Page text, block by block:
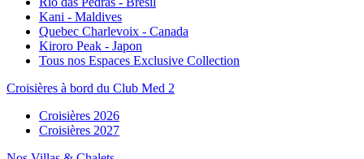
Kani - Maldives
Quebec Charlevoix - Canada
Kiroro Peak - Japon
Tous nos Espaces Exclusive Collection
Croisières à bord du Club Med 2
Croisières 2026
Croisières 2027